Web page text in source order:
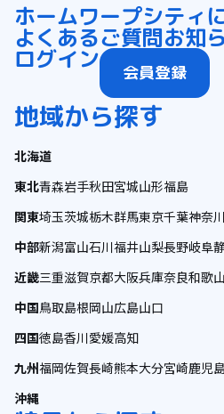
ホームワープシティ
よくあるご質問お知
ログイン 会員登録
地域から探す
北海道
東北青森岩手秋田宮城山形福島
関東埼玉茨城栃木群馬東京千葉神奈川
中部新潟富山石川福井山梨長野岐阜
近畿三重滋賀京都大阪兵庫奈良和歌山
中国鳥取島根岡山広島山口
四国徳島香川愛媛高知
九州福岡佐賀長崎熊本大分宮崎鹿児
沖縄